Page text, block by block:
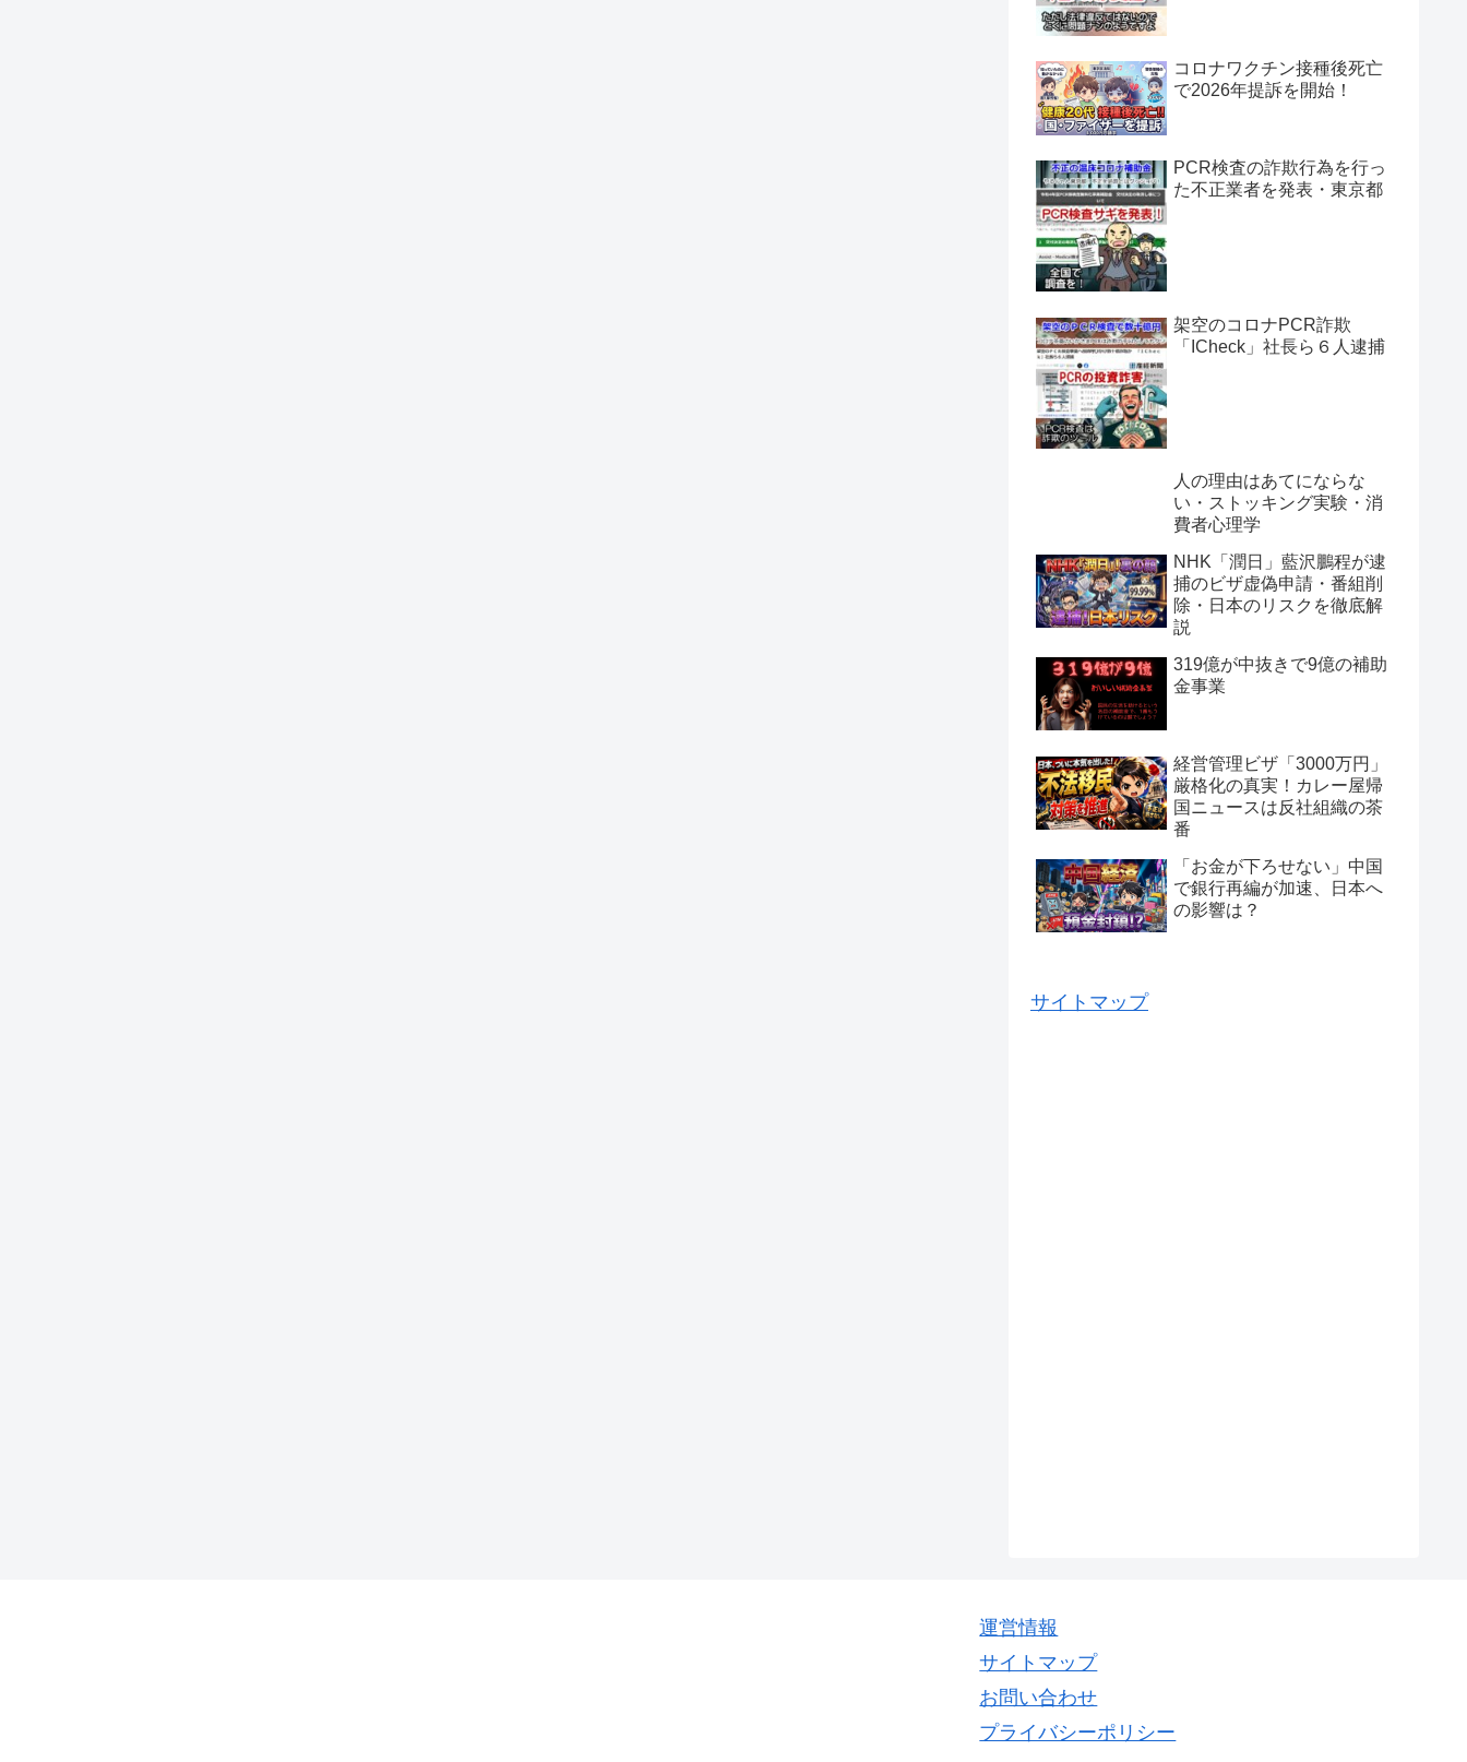
コロナワクチン接種後死亡
で2026年提訴を開始！
PCR検査の詐欺行為を行っ
た不正業者を発表・東京都
架空のコロナPCR詐欺
「ICheck」社長ら６人逮捕
人の理由はあてにならな
い・ストッキング実験・消
費者心理学
NHK「潤日」藍沢鵬程が逮
捕のビザ虚偽申請・番組削
除・日本のリスクを徹底解
説
319億が中抜きで9億の補助
金事業
経営管理ビザ「3000万円」
厳格化の真実！カレー屋帰
国ニュースは反社組織の茶
番
「お金が下ろせない」中国
で銀行再編が加速、日本へ
の影響は？
サイトマップ
運営情報
サイトマップ
お問い合わせ
プライバシーポリシー